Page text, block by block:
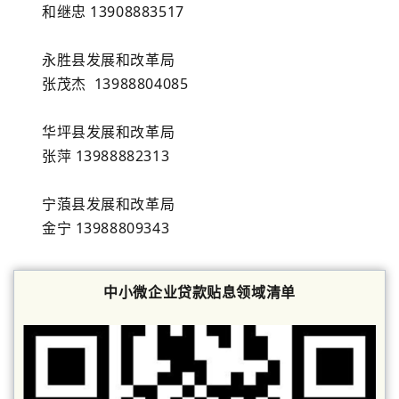
和继忠 13908883517
永胜县发展和改革局
张茂杰 13988804085
华坪县发展和改革局
张萍 13988882313
宁蒗县发展和改革局
金宁 13988809343
中小微企业贷款贴息领域清单